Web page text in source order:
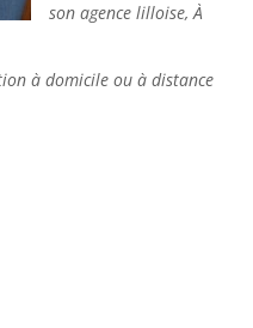
son agence lilloise,À
à domicile ou à distance